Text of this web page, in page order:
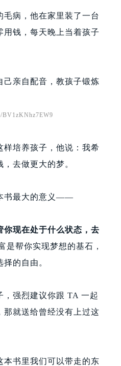
病，他在家里装了一台
钱，每天晚上当着孩子
己亲自配音，教孩子锻炼
样培养孩子，他说：我希
去做更大的梦。
书最大的意义——
你现在处于什么状态，去
是帮你实现梦想的基石，
的自由。
，强烈建议你跟 TA 一起
那就送给曾经没有上过这
本书里我们可以带走的东